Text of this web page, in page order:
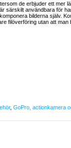
de erbjuder ett mer
särskilt användbara för
bilderna själv.
filöverföring utan att man
, GoPro, actionkamera